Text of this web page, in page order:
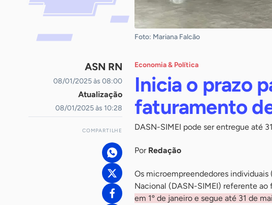
Foto: Mariana Falcão
ASN RN
08/01/2025 às 08:00
Atualização
08/01/2025 às 10:28
COMPARTILHE
Economia & Política
Inicia o prazo
faturamento
DASN-SIMEI pode ser entregue até
Por Redação
Os microempreendedores individuais
Nacional (DASN-SIMEI) referente
em 1º de janeiro e segue até 31 de